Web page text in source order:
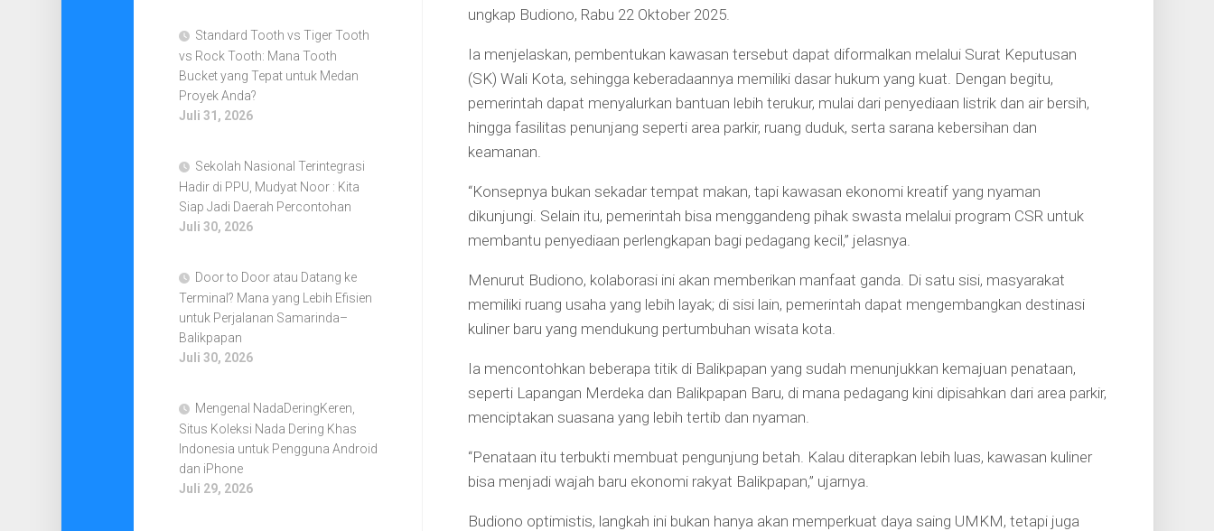
ungkap Budiono, Rabu 22 Oktober 2025.
Ia menjelaskan, pembentukan kawasan tersebut dapat diformalkan melalui Surat Keputusan
(SK) Wali Kota, sehingga keberadaannya memiliki dasar hukum yang kuat. Dengan begitu,
pemerintah dapat menyalurkan bantuan lebih terukur, mulai dari penyediaan listrik dan air bersih,
hingga fasilitas penunjang seperti area parkir, ruang duduk, serta sarana kebersihan dan
keamanan.
“Konsepnya bukan sekadar tempat makan, tapi kawasan ekonomi kreatif yang nyaman
dikunjungi. Selain itu, pemerintah bisa menggandeng pihak swasta melalui program CSR untuk
membantu penyediaan perlengkapan bagi pedagang kecil,” jelasnya.
Menurut Budiono, kolaborasi ini akan memberikan manfaat ganda. Di satu sisi, masyarakat
memiliki ruang usaha yang lebih layak; di sisi lain, pemerintah dapat mengembangkan destinasi
kuliner baru yang mendukung pertumbuhan wisata kota.
Ia mencontohkan beberapa titik di Balikpapan yang sudah menunjukkan kemajuan penataan,
seperti Lapangan Merdeka dan Balikpapan Baru, di mana pedagang kini dipisahkan dari area parkir,
menciptakan suasana yang lebih tertib dan nyaman.
“Penataan itu terbukti membuat pengunjung betah. Kalau diterapkan lebih luas, kawasan kuliner
bisa menjadi wajah baru ekonomi rakyat Balikpapan,” ujarnya.
Budiono optimistis, langkah ini bukan hanya akan memperkuat daya saing UMKM, tetapi juga
Standard Tooth vs Tiger Tooth
vs Rock Tooth: Mana Tooth
Bucket yang Tepat untuk Medan
Proyek Anda?
Juli 31, 2026
Sekolah Nasional Terintegrasi
Hadir di PPU, Mudyat Noor : Kita
Siap Jadi Daerah Percontohan
Juli 30, 2026
Door to Door atau Datang ke
Terminal? Mana yang Lebih Efisien
untuk Perjalanan Samarinda–
Balikpapan
Juli 30, 2026
Mengenal NadaDeringKeren,
Situs Koleksi Nada Dering Khas
Indonesia untuk Pengguna Android
dan iPhone
Juli 29, 2026